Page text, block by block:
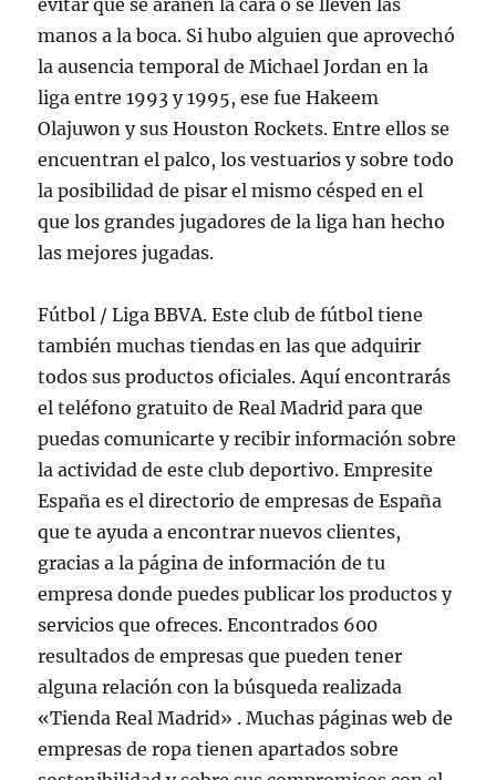
evitar que se arañen la cara o se lleven las
manos a la boca. Si hubo alguien que aprovechó
la ausencia temporal de Michael Jordan en la
liga entre 1993 y 1995, ese fue Hakeem
Olajuwon y sus Houston Rockets. Entre ellos se
encuentran el palco, los vestuarios y sobre todo
la posibilidad de pisar el mismo césped en el
que los grandes jugadores de la liga han hecho
las mejores jugadas.
Fútbol / Liga BBVA. Este club de fútbol tiene
también muchas tiendas en las que adquirir
todos sus productos oficiales. Aquí encontrarás
el teléfono gratuito de Real Madrid para que
puedas comunicarte y recibir información sobre
la actividad de este club deportivo. Empresite
España es el directorio de empresas de España
que te ayuda a encontrar nuevos clientes,
gracias a la página de información de tu
empresa donde puedes publicar los productos y
servicios que ofreces. Encontrados 600
resultados de empresas que pueden tener
alguna relación con la búsqueda realizada
«Tienda Real Madrid» . Muchas páginas web de
empresas de ropa tienen apartados sobre